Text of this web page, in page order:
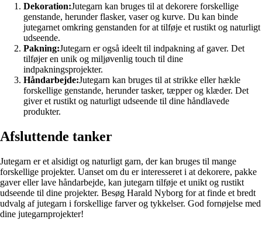
Dekoration:Jutegarn kan bruges til at dekorere forskellige
genstande, herunder flasker, vaser og kurve. Du kan binde
jutegarnet omkring genstanden for at tilføje et rustikt og naturligt
udseende.
Pakning:Jutegarn er også ideelt til indpakning af gaver. Det
tilføjer en unik og miljøvenlig touch til dine
indpakningsprojekter.
Håndarbejde:Jutegarn kan bruges til at strikke eller hækle
forskellige genstande, herunder tasker, tæpper og klæder. Det
giver et rustikt og naturligt udseende til dine håndlavede
produkter.
Afsluttende tanker
Jutegarn er et alsidigt og naturligt garn, der kan bruges til mange
forskellige projekter. Uanset om du er interesseret i at dekorere, pakke
gaver eller lave håndarbejde, kan jutegarn tilføje et unikt og rustikt
udseende til dine projekter. Besøg Harald Nyborg for at finde et bredt
udvalg af jutegarn i forskellige farver og tykkelser. God fornøjelse med
dine jutegarnprojekter!